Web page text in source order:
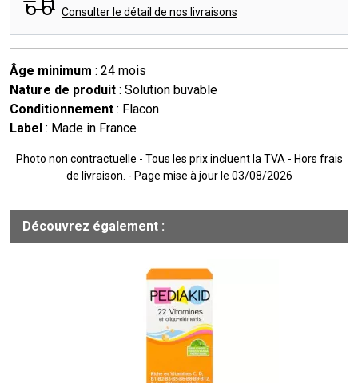
Consulter le détail de nos livraisons
Âge minimum : 24 mois
Nature de produit : Solution buvable
Conditionnement : Flacon
Label : Made in France
Photo non contractuelle - Tous les prix incluent la TVA - Hors frais
de livraison. - Page mise à jour le 03/08/2026
Découvrez également :